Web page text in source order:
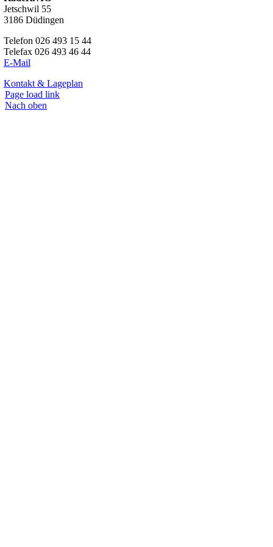
Jetschwil 55
3186 Düdingen
Telefon 026 493 15 44
Telefax 026 493 46 44
E-Mail
Kontakt & Lageplan
Page load link
Nach oben